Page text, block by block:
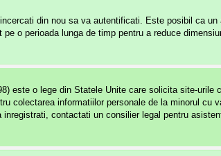
din nou sa va autentificati. Este posibil ca
o perioada lunga de timp pentru a reduce
este o lege din Statele Unite care solicita site-urile
colectarea informatiilor personale de la minorul cu
contactati un consilier legal pentru